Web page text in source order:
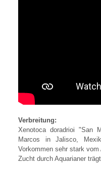
Verbreitung:
Xenotoca doradrioi "San
Marcos in Jalisco,
Vorkommen sehr stark
Zucht durch Aquarianer